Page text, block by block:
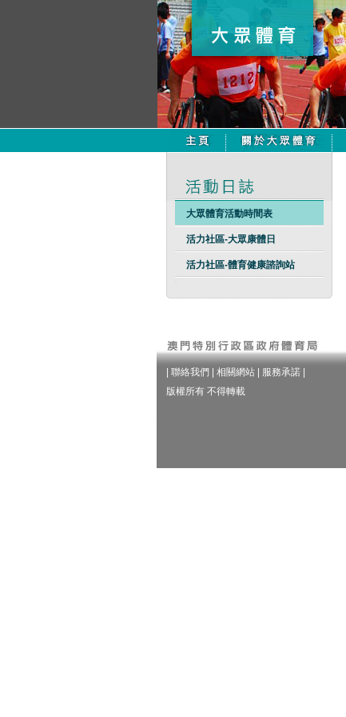
大眾體育活動時間表
活力社區-大眾康體日
活力社區-體育健康諮詢站
聯絡我們 相關網站 服務承諾
版權所有 不得轉載